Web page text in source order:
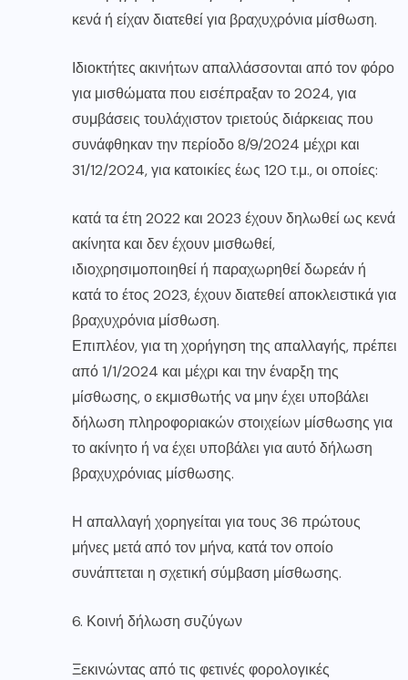
κενά ή είχαν διατεθεί για βραχυχρόνια μίσθωση.
Ιδιοκτήτες ακινήτων απαλλάσσονται από τον φόρο
για μισθώματα που εισέπραξαν το 2024, για
συμβάσεις τουλάχιστον τριετούς διάρκειας που
συνάφθηκαν την περίοδο 8/9/2024 μέχρι και
31/12/2024, για κατοικίες έως 120 τ.μ., οι οποίες:
κατά τα έτη 2022 και 2023 έχουν δηλωθεί ως κενά
ακίνητα και δεν έχουν μισθωθεί,
ιδιοχρησιμοποιηθεί ή παραχωρηθεί δωρεάν ή
κατά το έτος 2023, έχουν διατεθεί αποκλειστικά για
βραχυχρόνια μίσθωση.
Επιπλέον, για τη χορήγηση της απαλλαγής, πρέπει
από 1/1/2024 και μέχρι και την έναρξη της
μίσθωσης, ο εκμισθωτής να μην έχει υποβάλει
δήλωση πληροφοριακών στοιχείων μίσθωσης για
το ακίνητο ή να έχει υποβάλει για αυτό δήλωση
βραχυχρόνιας μίσθωσης.
Η απαλλαγή χορηγείται για τους 36 πρώτους
μήνες μετά από τον μήνα, κατά τον οποίο
συνάπτεται η σχετική σύμβαση μίσθωσης.
6. Κοινή δήλωση συζύγων
Ξεκινώντας από τις φετινές φορολογικές